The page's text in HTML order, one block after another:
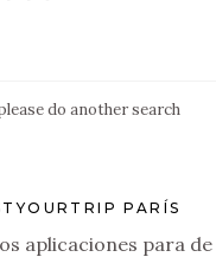
do another search
PARÍS
aplicaciones para